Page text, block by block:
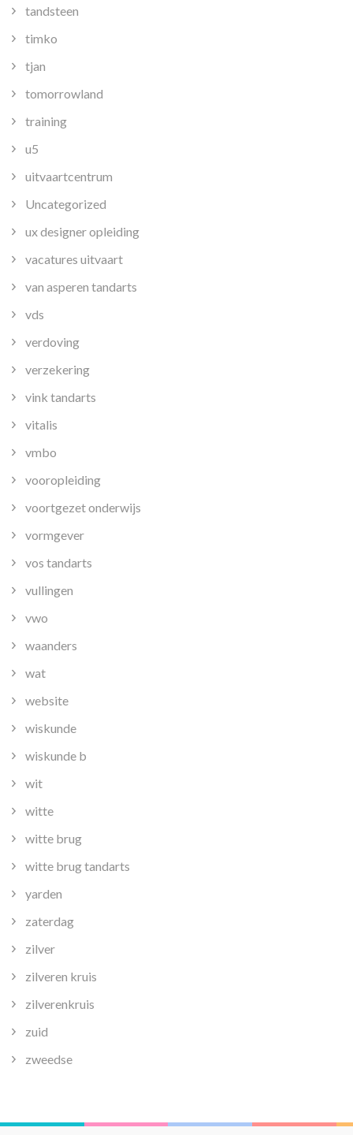
tandsteen
timko
tjan
tomorrowland
training
u5
uitvaartcentrum
Uncategorized
ux designer opleiding
vacatures uitvaart
van asperen tandarts
vds
verdoving
verzekering
vink tandarts
vitalis
vmbo
vooropleiding
voortgezet onderwijs
vormgever
vos tandarts
vullingen
vwo
waanders
wat
website
wiskunde
wiskunde b
wit
witte
witte brug
witte brug tandarts
yarden
zaterdag
zilver
zilveren kruis
zilverenkruis
zuid
zweedse